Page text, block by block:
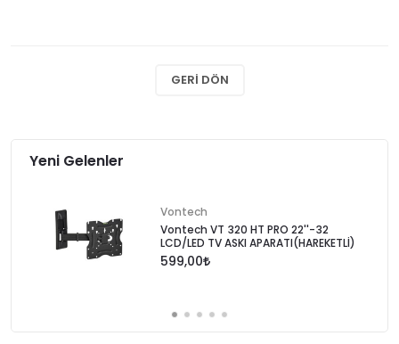
GERI DÖN
Yeni Gelenler
Vontech
Vontech VT 320 HT PRO 22''-32
LCD/LED TV ASKI APARATI(HAREKETLİ)
599,00